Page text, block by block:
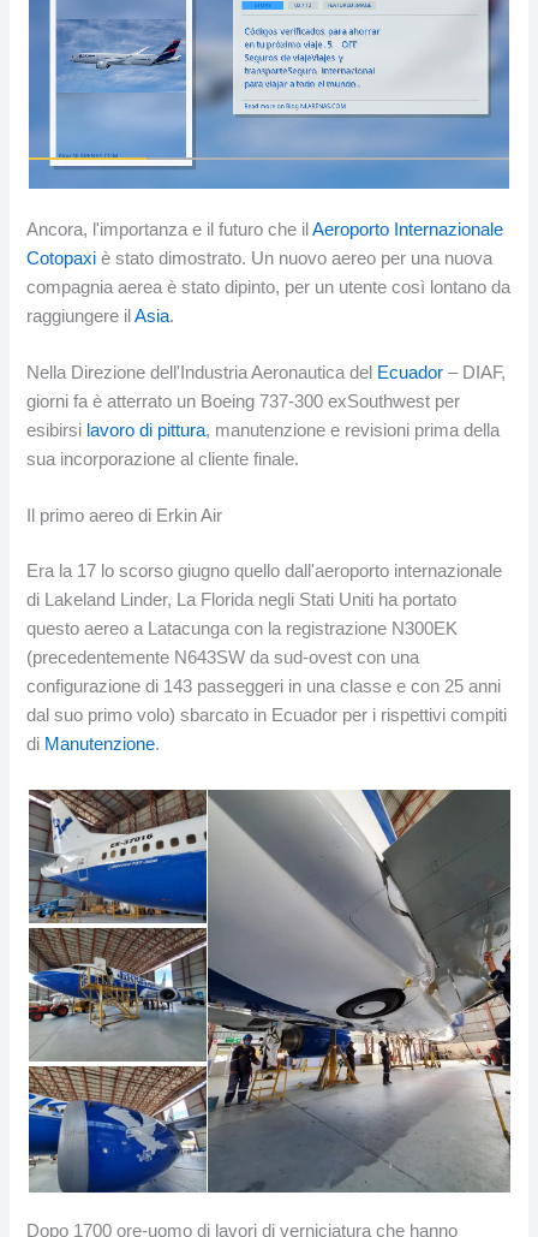
Ancora, l'importanza e il futuro che ilAeroporto Internazionale
Cotopaxi è stato dimostrato. Un nuovo aereo per una nuova
compagnia aerea è stato dipinto, per un utente così lontano da
raggiungere ilAsia.
Nella Direzione dell'Industria Aeronautica del Ecuador – DIAF,
giorni fa è atterrato un Boeing 737-300 exSouthwest per
esibirsi lavoro di pittura, manutenzione e revisioni prima della
sua incorporazione al cliente finale.
Il primo aereo di Erkin Air
Era la 17 lo scorso giugno quello dall'aeroporto internazionale
di Lakeland Linder, La Florida negli Stati Uniti ha portato
questo aereo a Latacunga con la registrazione N300EK
(precedentemente N643SW da sud-ovest con una
configurazione di 143 passeggeri in una classe e con 25 anni
dal suo primo volo) sbarcato in Ecuador per i rispettivi compiti
di Manutenzione.
Dopo 1700 ore-uomo di lavori di verniciatura che hanno